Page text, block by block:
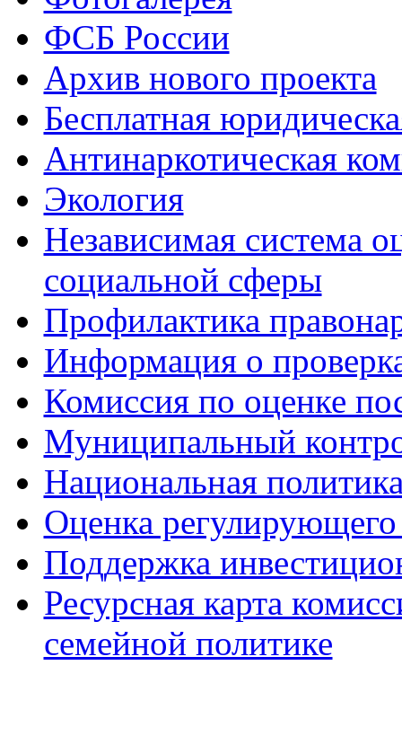
ФСБ России
Архив нового проекта
Бесплатная
Антинаркотическая
Экология
Независимая система
социальной сферы
Профилактика
Информация о
Комиссия по оценке
Муниципальный
Национальная
Оценка регулирующего
Поддержка
Ресурсная карта
семейной политике